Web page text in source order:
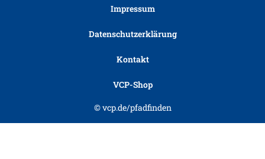
Impressum
Datenschutzerklärung
Kontakt
VCP-Shop
© vcp.de/pfadfinden